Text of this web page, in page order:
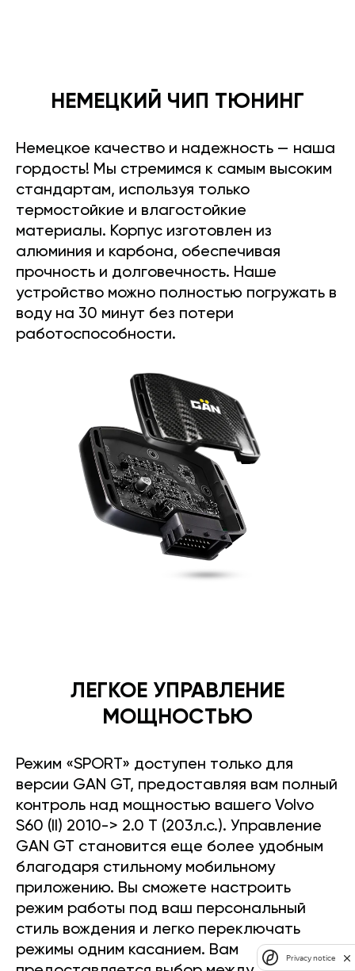
НЕМЕЦКИЙ ЧИП ТЮНИНГ
Немецкое качество и надежность — наша
гордость! Мы стремимся к самым высоким
стандартам, используя только
термостойкие и влагостойкие
материалы. Корпус изготовлен из
алюминия и карбона, обеспечивая
прочность и долговечность. Наше
устройство можно полностью погружать в
воду на 30 минут без потери
работоспособности.
ЛЕГКОЕ УПРАВЛЕНИЕ
МОЩНОСТЬЮ
Режим «SPORT» доступен только для
версии GAN GT, предоставляя вам полный
контроль над мощностью вашего Volvo
S60 (II) 2010-> 2.0 T (203л.с.). Управление
GAN GT становится еще более удобным
благодаря стильному мобильному
приложению. Вы сможете настроить
режим работы под ваш персональный
стиль вождения и легко переключать
режимы одним касанием. Вам
Privacy notice